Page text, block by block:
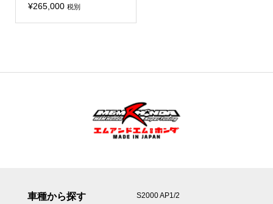
¥265,000 税別
車種から探す
S2000 AP1/2